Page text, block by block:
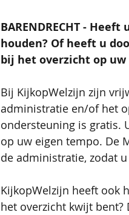
BARENDRECHT -
houden? Of heeft u
bij het overzicht op
Bij KijkopWelzijn zijn
administratie en/of het
ondersteuning is gratis.
op uw eigen tempo. De
de administratie, zodat
KijkopWelzijn heeft ook
het overzicht kwijt